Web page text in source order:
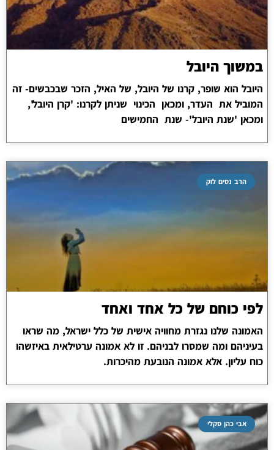
במשוך היובל
היובל הוא שופר, קרנו של היובל, של האיל, הזכר שבכבשים- זה
המוביל את העדר, ומכאן הכינוי שניתן לקרנו: 'קרן היובל',
ומכאן 'שנת היובל'- שנת החמישים
הרב נסים לוק
לפי כוחם של כל אחד ואחד
האמונה שלנו נגזרת מחוויה אישית של כלל ישראל, מה שראו
בעיניהם ומה שמסרו לבניהם. זו לא אמונה ערטילאית באיזשהו
כוח עליון. אלא אמונה הנובעת מהיכרות.
אבי כהן סקלי